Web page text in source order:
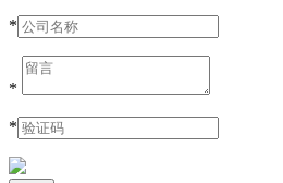
*
*
*